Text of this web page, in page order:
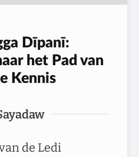
Dīpanī:
het Pad van
Kennis
de Ledi